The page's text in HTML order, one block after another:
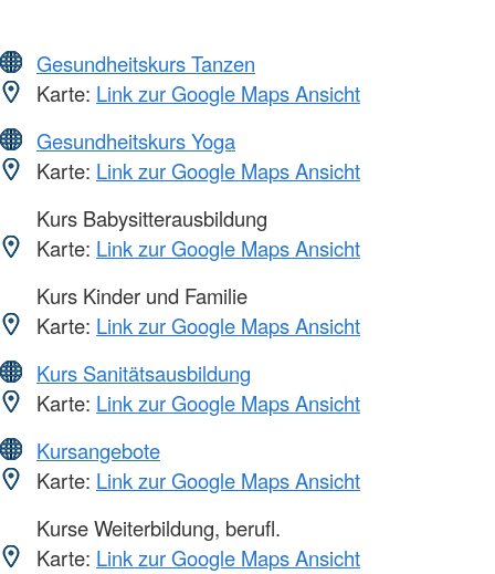
Gesundheitskurs Tanzen
Karte: Link zur Google Maps Ansicht
Gesundheitskurs Yoga
Karte: Link zur Google Maps Ansicht
Kurs Babysitterausbildung
Karte: Link zur Google Maps Ansicht
Kurs Kinder und Familie
Karte: Link zur Google Maps Ansicht
Kurs Sanitätsausbildung
Karte: Link zur Google Maps Ansicht
Kursangebote
Karte: Link zur Google Maps Ansicht
Kurse Weiterbildung, berufl.
Karte: Link zur Google Maps Ansicht